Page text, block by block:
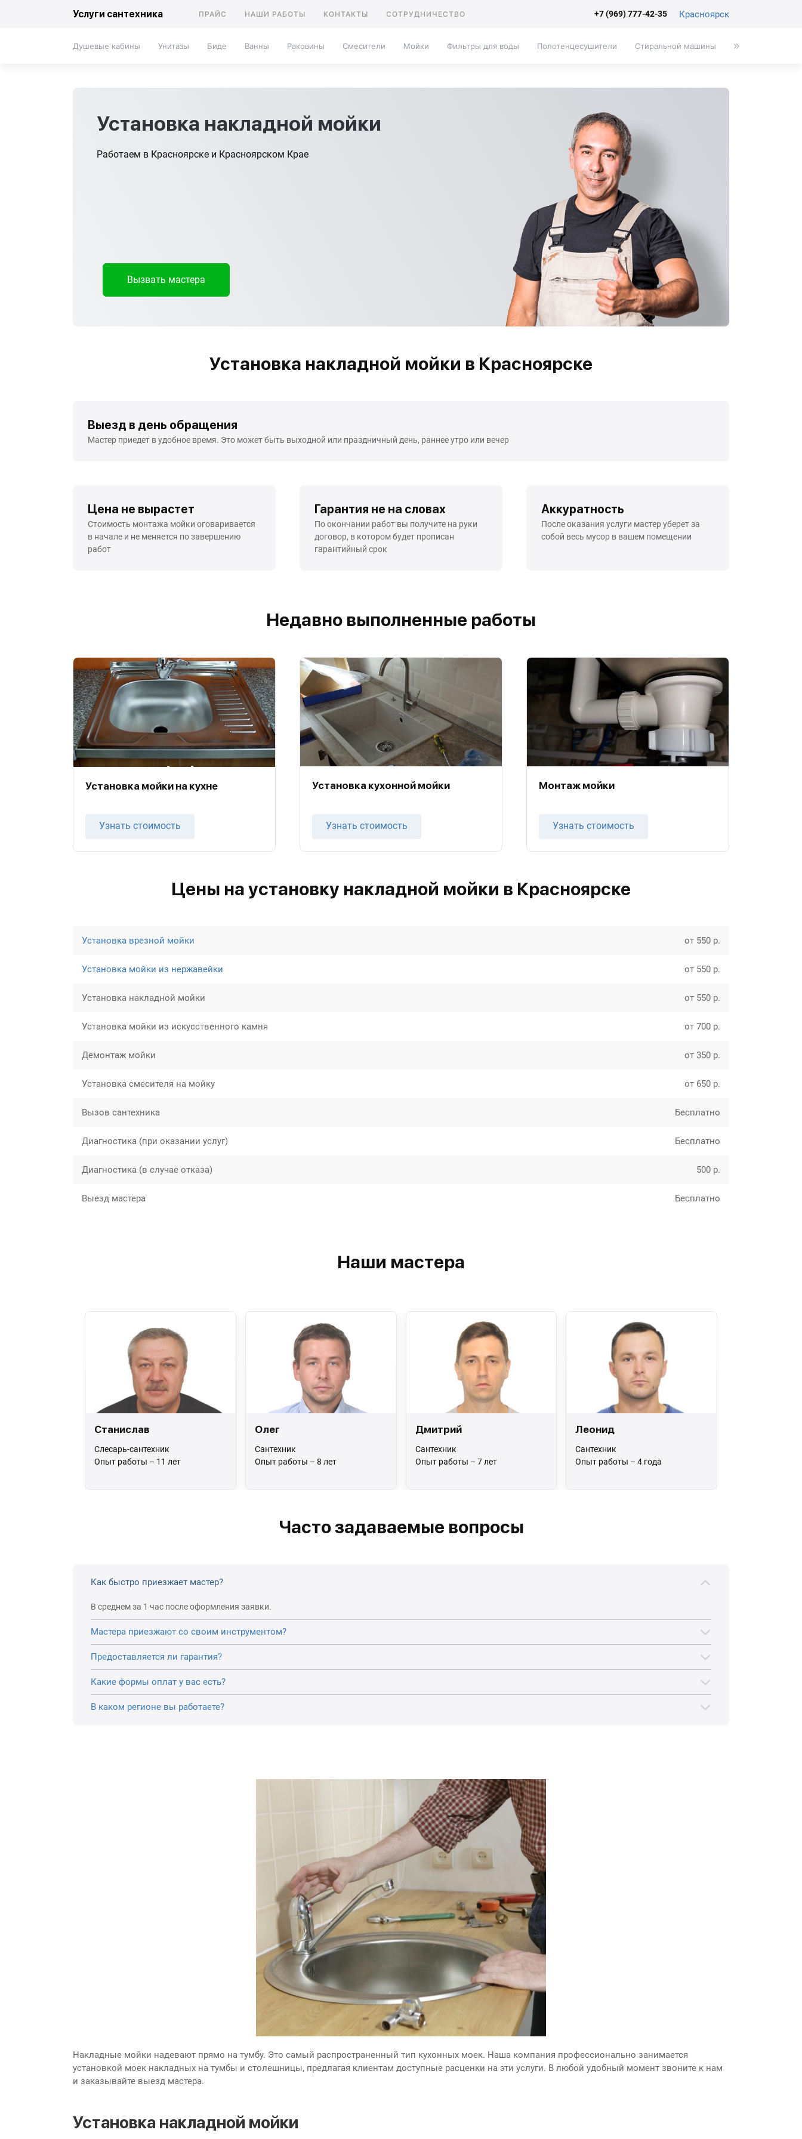
Услуги сантехника ПРАЙС НАШИ РАБОТЫ КОНТАКТЫ СОТРУДНИЧЕСТВО +7 (969) 777-42-35 Красноярск
Душевые кабины Унитазы Биде Ванны Раковины Смесители Мойки Фильтры для воды Полотенцесушители Стиральной машины Писсуары
Установка накладной мойки
Работаем в Красноярске и Красноярском Крае
Вызвать мастера
Установка накладной мойки в Красноярске
Выезд в день обращения
Мастер приедет в удобное время. Это может быть выходной или праздничный день, раннее утро или вечер
Цена не вырастет
Стоимость монтажа мойки оговаривается
в начале и не меняется по завершению
работ
Гарантия не на словах
По окончании работ вы получите на руки
договор, в котором будет прописан
гарантийный срок
Аккуратность
После оказания услуги мастер уберет за
собой весь мусор в вашем помещении
Недавно выполненные работы
Установка мойки на кухне
Узнать стоимость
Установка кухонной мойки
Узнать стоимость
Монтаж мойки
Узнать стоимость
Цены на установку накладной мойки в Красноярске
Установка врезной мойки от 550 р.
Установка мойки из нержавейки от 550 р.
Установка накладной мойки от 550 р.
Установка мойки из искусственного камня от 700 р.
Демонтаж мойки от 350 р.
Установка смесителя на мойку от 650 р.
Вызов сантехника Бесплатно
Диагностика (при оказании услуг) Бесплатно
Диагностика (в случае отказа) 500 р.
Выезд мастера Бесплатно
Наши мастера
Станислав
Слесарь-сантехник
Опыт работы – 11 лет
Олег
Сантехник
Опыт работы – 8 лет
Дмитрий
Сантехник
Опыт работы – 7 лет
Леонид
Сантехник
Опыт работы – 4 года
Часто задаваемые вопросы
Как быстро приезжает мастер?
В среднем за 1 час после оформления заявки.
Мастера приезжают со своим инструментом?
Предоставляется ли гарантия?
Какие формы оплат у вас есть?
В каком регионе вы работаете?
Накладные мойки надевают прямо на тумбу. Это самый распространенный тип кухонных моек. Наша компания профессионально занимается
установкой моек накладных на тумбы и столешницы, предлагая клиентам доступные расценки на эти услуги. В любой удобный момент звоните к нам
и заказывайте выезд мастера.
Установка накладной мойки